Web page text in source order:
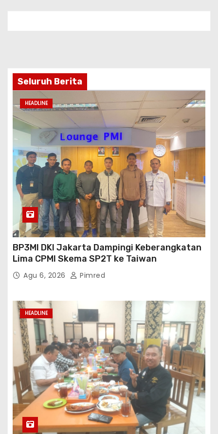
Seluruh Berita
HEADLINE
BP3MI DKI Jakarta Dampingi Keberangkatan
Lima CPMI Skema SP2T ke Taiwan
Agu 6, 2026 Pimred
HEADLINE